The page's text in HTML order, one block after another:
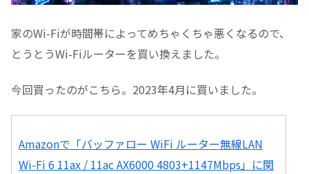
家のWi-Fiが時間帯によってめちゃくちゃ悪くなるので、
とうとうWi-Fiルーターを買い換えました。
今回買ったのがこちら。2023年4月に買いました。
Amazonで「バッファロー WiFi ルーター無線LAN
Wi-Fi 6 11ax / 11ac AX6000 4803+1147Mbps」に関